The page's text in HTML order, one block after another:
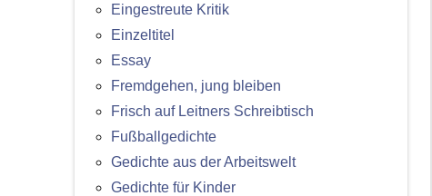
Eingestreute Kritik
Einzeltitel
Essay
Fremdgehen, jung bleiben
Frisch auf Leitners Schreibtisch
Fußballgedichte
Gedichte aus der Arbeitswelt
Gedichte für Kinder